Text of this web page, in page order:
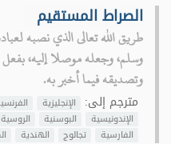
الصراط المستقيم
طريق الله تعالى الذي نصبه
وسلم، وجعله موصلا إليه،
وتصديقه فيما أخبر به.
مترجم إلى: الإنجليزية
الإندونيسية
البوسنية الروسية
الفارسية
تجالوج الهندية